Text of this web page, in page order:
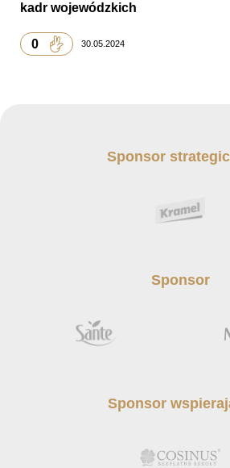
kadr wojewódzkich
0 30.05.2024
Sponsor
Sponsor
Sponsor